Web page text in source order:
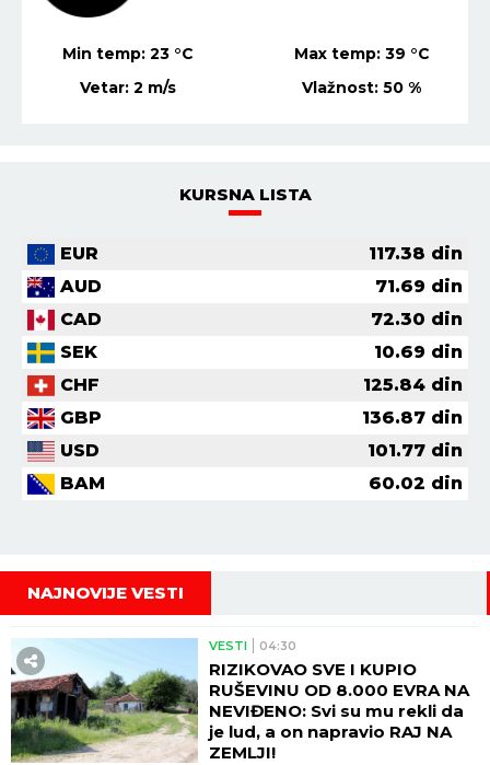
Min temp:19 °C Max temp: 37 °C
Vetar:1 m/s Vlažnost: 48 %
KURSNA LISTA
EUR 117.38 din
AUD
71.69 din
CAD
72.30 din
SEK
10.69 din
CHF
125.84 din
GBP
136.87 din
USD
101.77 din
BAM
60.02 din
NAJNOVIJE VESTI
VESTI 04:30
RIZIKOVAO SVE I KUPIO
RUŠEVINU OD 8.000 EVRA NA
NEVIĐENO: Svi su mu rekli da
je lud, a on napravio RAJ NA
ZEMLJI!